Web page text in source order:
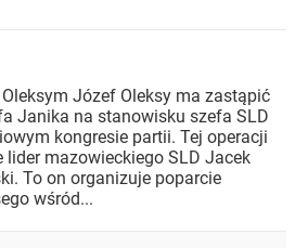
Oleksym Józef Oleksy ma zastąpić
Janika na stanowisku szefa SLD
kongresie partii. Tej operacji
lider mazowieckiego SLD Jacek
To on organizuje poparcie
wśród...